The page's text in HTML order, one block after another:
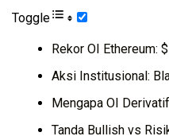
Toggle
Rekor OI Ethereum:
Aksi Institusional:
Mengapa OI
Tanda Bullish vs